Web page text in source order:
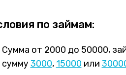
по займам:
Сумма от 2000 до 50000,
сумму 3000, 15000 или